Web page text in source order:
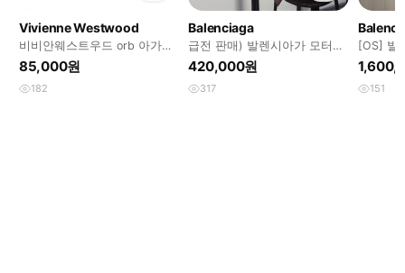
Vivienne Westwood
비비안웨스트우드 orb 아가일
레드 체크 토트백
85,000원
182
Balenciaga
급전 판매) 발렌시아가 모터백
파피에르 버건디 와인색
420,000원
317
[OS] 발
린팅 토
151